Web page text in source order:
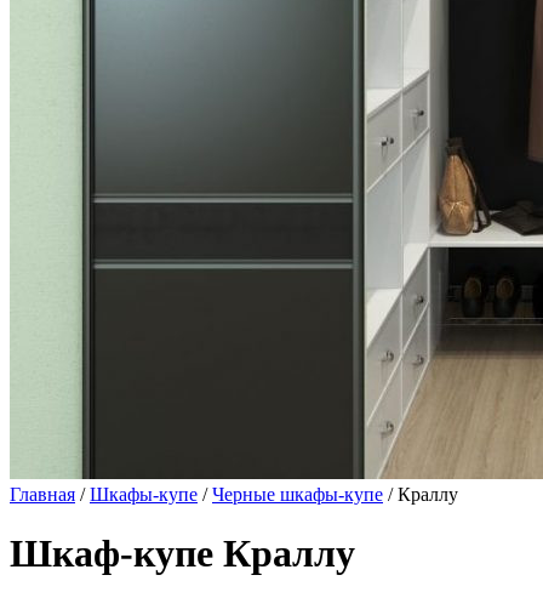
Главная /Шкафы-купе /Черные шкафы-купе / Краллу
Шкаф-купе Краллу